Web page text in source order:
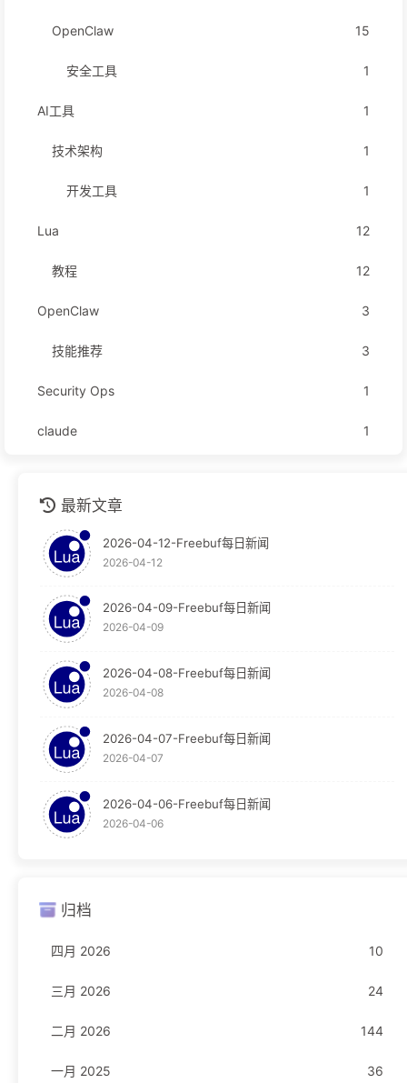
OpenClaw 15
安全工具 1
AI工具 1
技术架构 1
开发工具 1
Lua 12
教程 12
OpenClaw 3
技能推荐 3
Security Ops 1
claude 1
安全运营
技术分享
教程
Graylog
Obsidian
OpenResty
WAF
新闻
编程语言
JavaScript
Rust 11
TypeScript 4
网络安全 11
最新文章
2026-04-12-Freebuf每日新闻
2026-04-12
2026-04-09-Freebuf每日新闻
2026-04-09
2026-04-08-Freebuf每日新闻
2026-04-08
2026-04-07-Freebuf每日新闻
2026-04-07
2026-04-06-Freebuf每日新闻
2026-04-06
归档
四月 2026 10
三月 2026 24
二月 2026 144
一月 2025 36